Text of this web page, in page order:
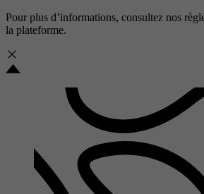
Pour plus d’informations, consultez nos
la plateforme.